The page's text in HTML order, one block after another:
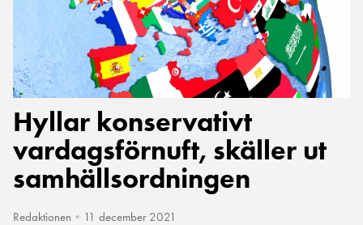
Hyllar konservativt
vardagsförnuft, skäller ut
samhällsordningen
Redaktionen • 11 december 2021